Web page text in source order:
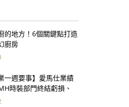
的地方！6個關鍵點打造
廚房
一週要事】愛馬仕業績
時裝部門終結虧損、
策略初現成效、Prada